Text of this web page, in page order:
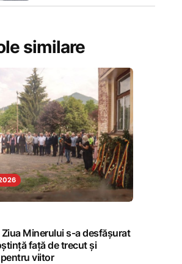
similare
Ziua Minerului s-a desfășurat
față de trecut și
viitor